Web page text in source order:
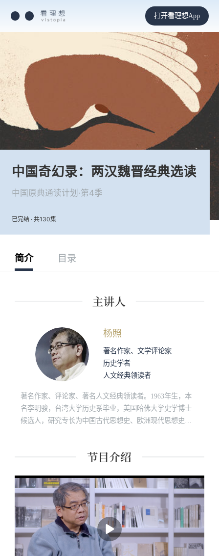
打开看理想App
中国奇幻录：两汉魏晋经典选读
中国原典通读计划·第4季
已完结 · 共130集
简介 目录
杨照
著名作家、文学评论家
历史学者
人文经典领读者
著名作家、评论家、著名人文经典领读者。1963年生，本
名李明骏，台湾大学历史系毕业，美国哈佛大学史学博士
候选人，研究专长为中国古代思想史、欧洲现代思想史、
《故事照亮未来》《想乐：聆听音符背后的美丽心灵》